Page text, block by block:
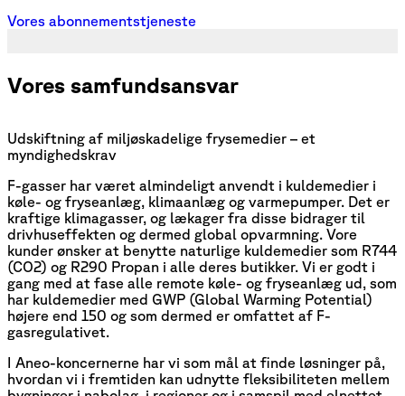
Vores abonnementstjeneste
Vores samfundsansvar
Udskiftning af miljøskadelige frysemedier – et
myndighedskrav
F-gasser har været almindeligt anvendt i kuldemedier i
køle- og fryseanlæg, klimaanlæg og varmepumper. Det er
kraftige klimagasser, og lækager fra disse bidrager til
drivhuseffekten og dermed global opvarmning. Vore
kunder ønsker at benytte naturlige kuldemedier som R744
(CO2) og R290 Propan i alle deres butikker. Vi er godt i
gang med at fase alle remote køle- og fryseanlæg ud, som
har kuldemedier med GWP (Global Warming Potential)
højere end 150 og som dermed er omfattet af F-
gasregulativet.
I Aneo-koncernerne har vi som mål at finde løsninger på,
hvordan vi i fremtiden kan udnytte fleksibiliteten mellem